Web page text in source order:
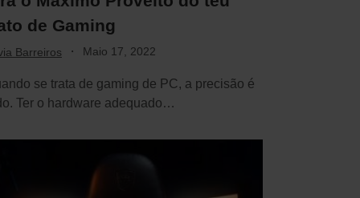
de Gaming
Barreiros · Maio 17, 2022
se trata de gaming de PC, a precisão é
Ter o hardware adequado…